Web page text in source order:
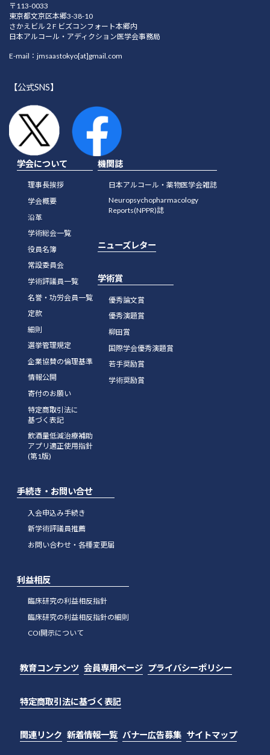
〒113-0033
東京都文京区本郷3-38-10
さかえビル２F ビズコンフォート本郷内
日本アルコール・アディクション医学会事務局
E-mail：jmsaastokyo[at]gmail.com
【公式SNS】
学会について
理事長挨拶
学会概要
沿革
学術総会一覧
役員名簿
常設委員会
学術評議員一覧
名誉・功労会員一覧
定款
細則
選挙管理規定
企業協賛の倫理基準
情報公開
寄付のお願い
特定商取引法に
基づく表記
飲酒量低減治療補助
アプリ適正使用指針
(第1版)
機関誌
日本アルコール・薬物医学会雑誌
Neuropsychopharmacology
Reports(NPPR)誌
ニューズレター
学術賞
優秀論文賞
優秀演題賞
柳田賞
国際学会優秀演題賞
若手奨励賞
学術奨励賞
手続き・お問い合せ
入会申込み手続き
新学術評議員推薦
お問い合わせ・各種変更届
利益相反
臨床研究の利益相反指針
臨床研究の利益相反指針の細則
COI開示について
教育コンテンツ 会員専用ページ プライバシーポリシー
特定商取引法に基づく表記
関連リンク 新着情報一覧 バナー広告募集 サイトマップ